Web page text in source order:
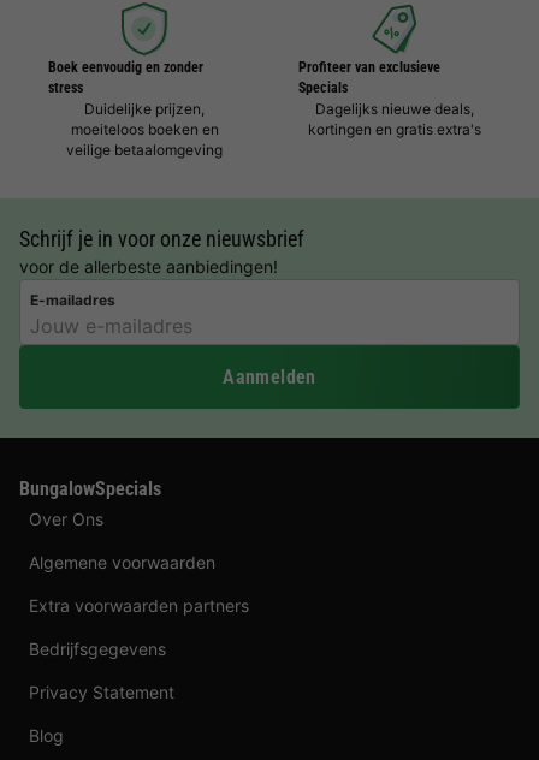
Boek eenvoudig en zonder
stress
Duidelijke prijzen,
moeiteloos boeken en
veilige betaalomgeving
Profiteer van exclusieve
Specials
Dagelijks nieuwe deals,
kortingen en gratis extra's
Schrijf je in voor onze nieuwsbrief
voor de allerbeste aanbiedingen!
E-mailadres
Aanmelden
BungalowSpecials
Over Ons
Algemene voorwaarden
Extra voorwaarden partners
Bedrijfsgegevens
Privacy Statement
Blog